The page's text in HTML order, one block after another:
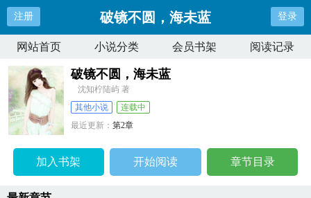
注册 破镜不圆，海未蓝 登录
网站首页 小说分类 会员书架 阅读记录
破镜不圆，海未蓝
沈知柠陆屿 著
其他小说
连载中
最近更新：第2章
加入书架 开始阅读 章节目录